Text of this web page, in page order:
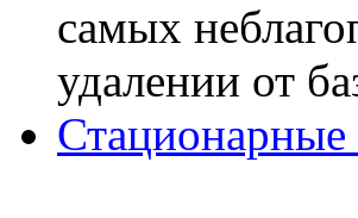
самых
удалении от
Стационарные